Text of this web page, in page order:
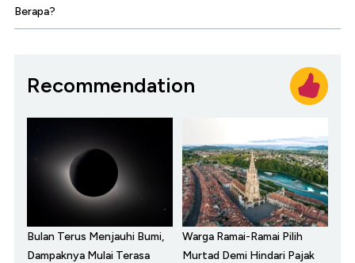
Berapa?
Recommendation
Bulan Terus Menjauhi Bumi,
Dampaknya Mulai Terasa
Warga Ramai-Ramai Pilih
Murtad Demi Hindari Pajak